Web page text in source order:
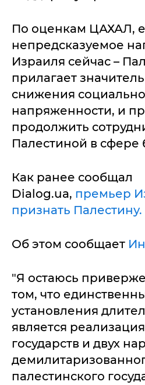
По оценкам ЦАХАЛ,
непредсказуемое
Израиля сейчас –
прилагает
снижения
напряженности, и
продолжить
Палестиной в сфере
Как ранее сообщал
Dialog.ua, премьер
признать Палестину.
Об этом сообщает
"Я остаюсь
том, что
установления
является
государств и двух
палестинского